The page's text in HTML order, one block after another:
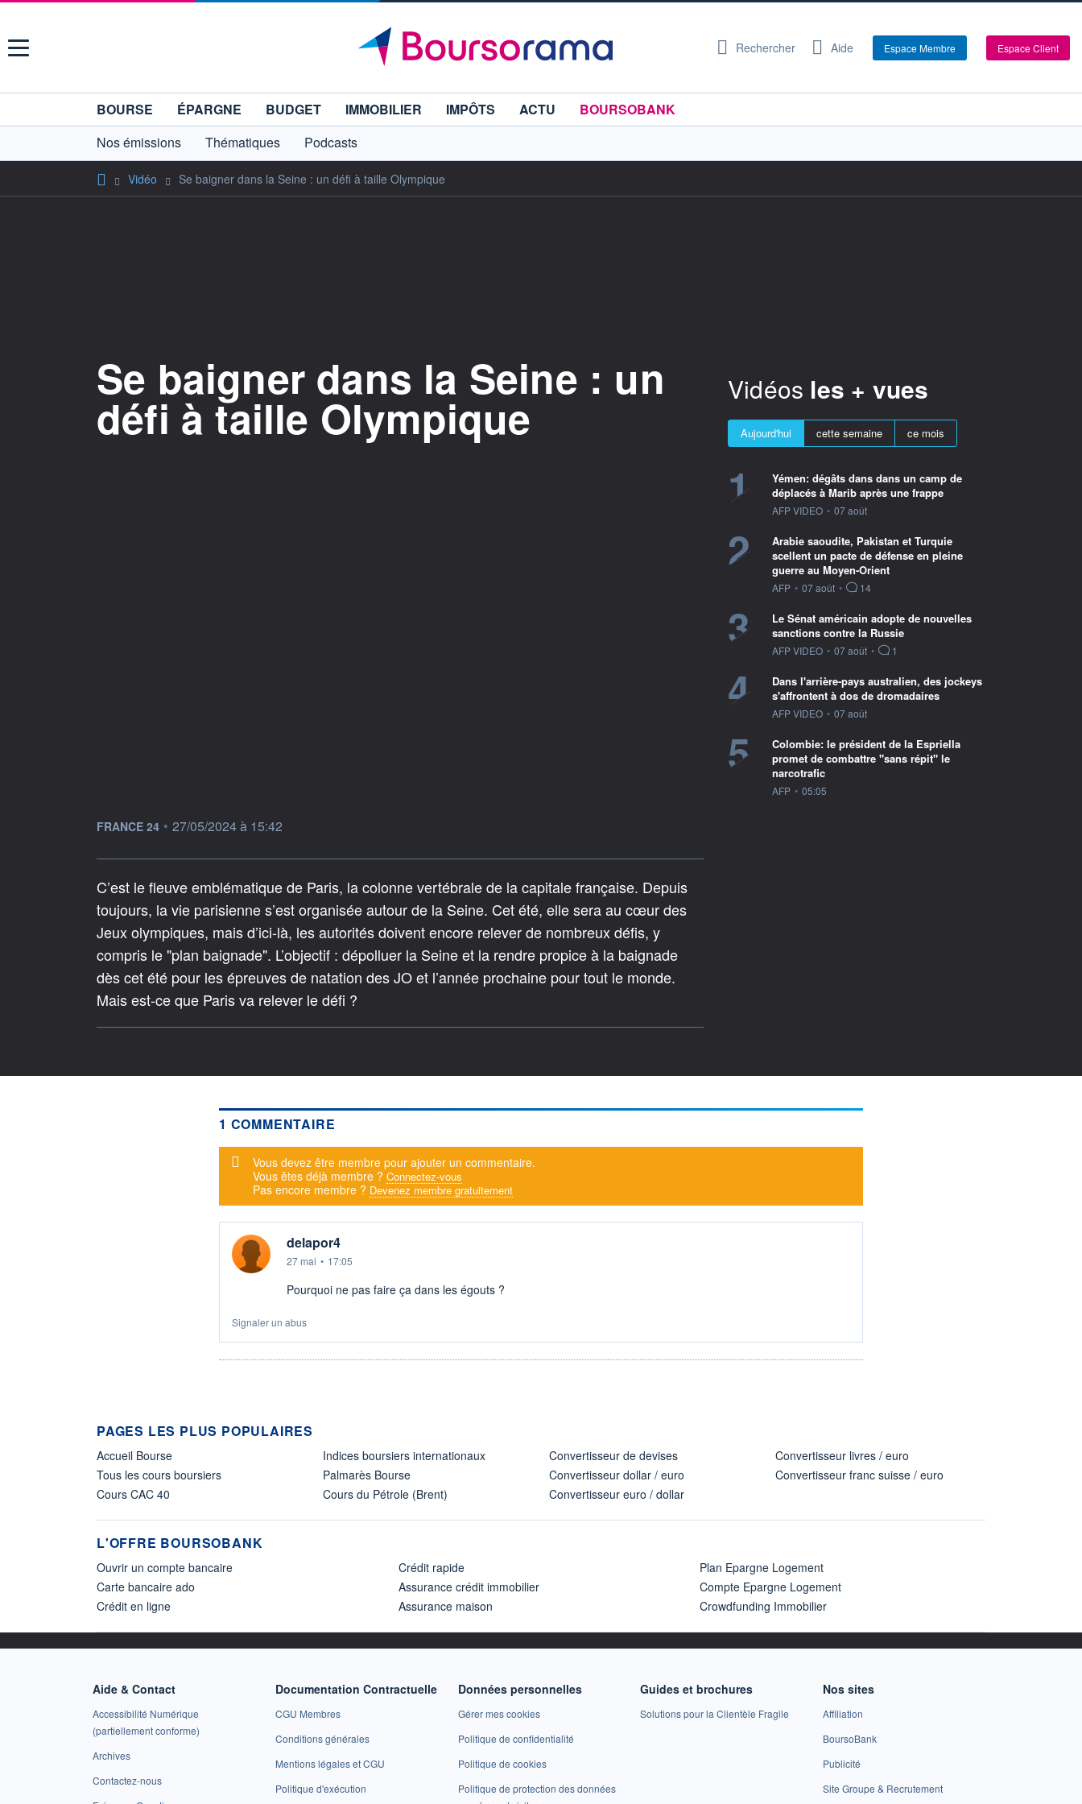
Menu Rechercher Aide Espace Membre Espace Client
BOURSE ÉPARGNE BUDGET IMMOBILIER IMPÔTS ACTU
BOURSOBANK
Nos émissions
Thématiques Podcasts
Vidéo Se baigner dans la Seine : un défi à taille Olympique
Se baigner dans la Seine : un
défi à taille Olympique
information fournie par
FRANCE 24 • 27/05/2024 à 15:42
C’est le fleuve emblématique de Paris, la colonne vertébrale de la capitale française. Depuis
toujours, la vie parisienne s’est organisée autour de la Seine. Cet été, elle sera au cœur des
Jeux olympiques, mais d’ici-là, les autorités doivent encore relever de nombreux défis, y
compris le "plan baignade". L’objectif : dépolluer la Seine et la rendre propice à la baignade
dès cet été pour les épreuves de natation des JO et l’année prochaine pour tout le monde.
Mais est-ce que Paris va relever le défi ?
Vidéos les + vues
Aujourd'hui cette semaine ce mois
1
Yémen: dégâts dans dans un camp de
déplacés à Marib après une frappe
information fournie par
AFP VIDEO • 07 août
2
Arabie saoudite, Pakistan et Turquie
scellent un pacte de défense en pleine
guerre au Moyen-Orient
information fournie par
AFP • 07 août • 14
3
Le Sénat américain adopte de nouvelles
sanctions contre la Russie
information fournie par
AFP VIDEO • 07 août • 1
4
Dans l'arrière-pays australien, des jockeys
s'affrontent à dos de dromadaires
information fournie par
AFP VIDEO • 07 août
5
Colombie: le président de la Espriella
promet de combattre "sans répit" le
narcotrafic
information fournie par
AFP • 05:05
1 COMMENTAIRE
Message d'alerte
Vous devez être membre pour ajouter un commentaire.
Vous êtes déjà membre ? Connectez-vous
Pas encore membre ? Devenez membre gratuitement
delapor4
27 mai • 17:05
Pourquoi ne pas faire ça dans les égouts ?
Signaler un abus
PAGES LES PLUS POPULAIRES
Accueil Bourse
Tous les cours boursiers
Cours CAC 40
Indices boursiers internationaux
Palmarès Bourse
Cours du Pétrole (Brent)
Convertisseur de devises
Convertisseur dollar / euro
Convertisseur euro / dollar
Convertisseur livres / euro
Convertisseur franc suisse / euro
L'OFFRE BOURSOBANK
Ouvrir un compte bancaire
Carte bancaire ado
Crédit en ligne
Crédit rapide
Assurance crédit immobilier
Assurance maison
Plan Epargne Logement
Compte Epargne Logement
Crowdfunding Immobilier
Aide & Contact
Accessibilité Numérique
(partiellement conforme)
Archives
Contactez-nous
Documentation Contractuelle
CGU Membres
Conditions générales
Mentions légales et CGU
Politique d'exécution
Données personnelles
Gérer mes cookies
Politique de confidentialité
Politique de cookies
Politique de protection des données
Guides et brochures
Solutions pour la Clientèle Fragile
Nos sites
Affiliation
BoursoBank
Publicité
Site Groupe & Recrutement